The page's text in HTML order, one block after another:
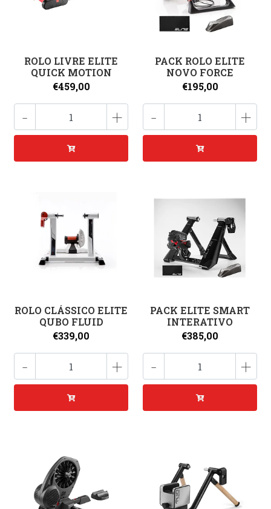
ROLO LIVRE ELITE
QUICK MOTION
€459,00
- +
PACK ROLO ELITE
NOVO FORCE
€195,00
- +
ROLO CLÁSSICO ELITE
QUBO FLUID
€339,00
- +
PACK ELITE SMART
INTERATIVO
€385,00
- +